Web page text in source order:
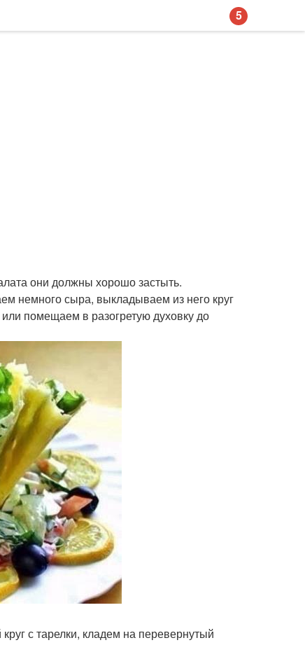
они должны хорошо застыть.
немного сыра, выкладываем из него круг
помещаем в разогретую духовку до
с тарелки, кладем на перевернутый
5